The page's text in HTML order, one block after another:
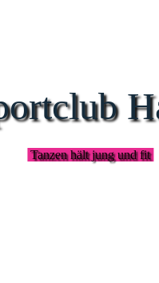
Tanzen hält jung und fit